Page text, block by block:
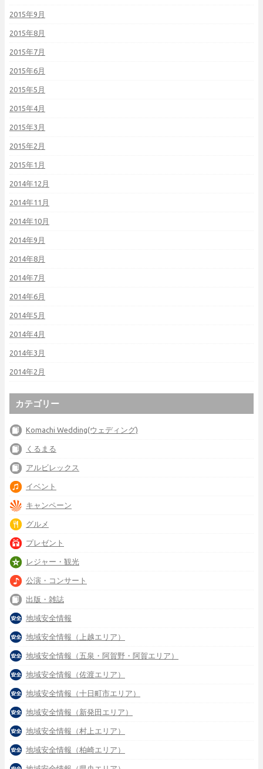
2015年9月
2015年8月
2015年7月
2015年6月
2015年5月
2015年4月
2015年3月
2015年2月
2015年1月
2014年12月
2014年11月
2014年10月
2014年9月
2014年8月
2014年7月
2014年6月
2014年5月
2014年4月
2014年3月
2014年2月
カテゴリー
Komachi Wedding(ウェディング)
くるまる
アルビレックス
イベント
キャンペーン
グルメ
プレゼント
レジャー・観光
公演・コンサート
出版・雑誌
地域安全情報
地域安全情報（上越エリア）
地域安全情報（五泉・阿賀野・阿賀エリア）
地域安全情報（佐渡エリア）
地域安全情報（十日町市エリア）
地域安全情報（新発田エリア）
地域安全情報（村上エリア）
地域安全情報（柏崎エリア）